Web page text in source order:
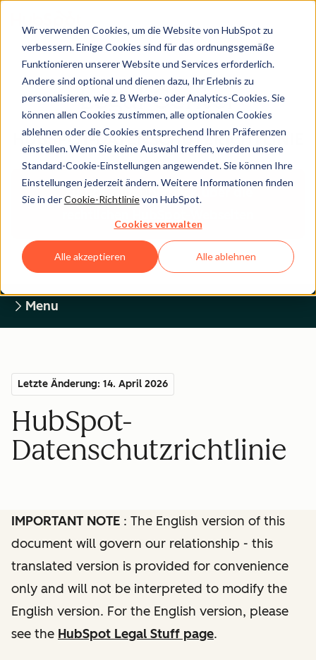
Wir verwenden Cookies, um die Website von HubSpot zu
verbessern. Einige Cookies sind für das ordnungsgemäße
Funktionieren unserer Website und Services erforderlich.
Andere sind optional und dienen dazu, Ihr Erlebnis zu
personalisieren, wie z. B Werbe- oder Analytics-Cookies. Sie
können allen Cookies zustimmen, alle optionalen Cookies
ablehnen oder die Cookies entsprechend Ihren Präferenzen
einstellen. Wenn Sie keine Auswahl treffen, werden unsere
Standard-Cookie-Einstellungen angewendet. Sie können Ihre
Einstellungen jederzeit ändern. Weitere Informationen finden
Sie in derCookie-Richtlinievon HubSpot.
Cookies verwalten
Alle akzeptieren Alle ablehnen
Legal Center
HUBSPOT-DATENSCHUTZRICHTLINIE
Zurück zum Überblick über die
Menu
Letzte Änderung: 14. April 2026
HubSpot-
Datenschutzrichtlinie
IMPORTANT NOTE : The English version of this
document will govern our relationship - this
translated version is provided for convenience
only and will not be interpreted to modify the
English version. For the English version, please
see the HubSpot Legal Stuff page.